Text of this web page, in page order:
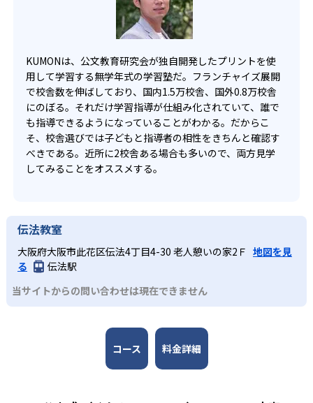
KUMONは、公文教育研究会が独自開発したプリントを使
用して学習する無学年式の学習塾だ。フランチャイズ展開
で校舎数を伸ばしており、国内1.5万校舎、国外0.8万校舎
にのぼる。それだけ学習指導が仕組み化されていて、誰で
も指導できるようになっていることがわかる。だからこ
そ、校舎選びでは子どもと指導者の相性をきちんと確認す
べきである。近所に2校舎ある場合も多いので、両方見学
してみることをオススメする。
伝法教室
大阪府大阪市此花区伝法4丁目4-30 老人憩いの家2Ｆ 地図を見
る
伝法駅
当サイトからの問い合わせは現在できません
コース 料金詳細